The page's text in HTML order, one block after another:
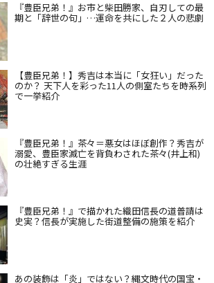
『豊臣兄弟！』お市と柴田勝家、自刃しての最
期と「辞世の句」…運命を共にした２人の悲劇
【豊臣兄弟！】秀吉は本当に「女狂い」だった
のか？ 天下人を彩った11人の側室たちを時系列
で一挙紹介
『豊臣兄弟！』茶々＝悪女はほぼ創作？秀吉が
溺愛、豊臣家滅亡を背負わされた茶々(井上和)
の壮絶すぎる生涯
『豊臣兄弟！』で描かれた織田信長の道普請は
史実？信長が実施した街道整備の施策を紹介
あの装飾は「炎」ではない？縄文時代の国宝・